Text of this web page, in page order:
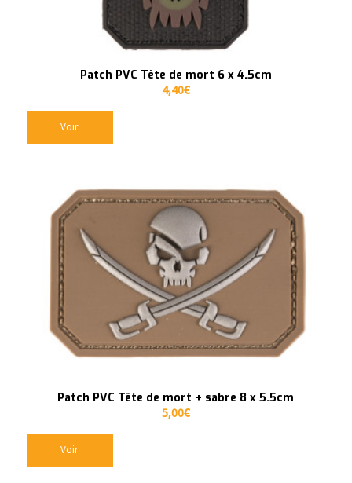
Patch PVC Tête de mort 6 x 4.5cm
4,40€
Voir
Patch PVC Tête de mort + sabre 8 x 5.5cm
5,00€
Voir